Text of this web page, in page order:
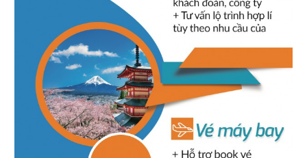
Nguyễn thị Chi-Ngày gửi: 07/07/2016
Dịch vụ tốt, hướng dẫn viên nhiệt tình vui vẻ
Lưu thị Bích Liên-Ngày gửi: 07/07/2016
Hài lòng về dịch vụ của công ty không có gì phàn nàn,
Lương Xuân Ngọc-Ngày gửi: 22/06/2016